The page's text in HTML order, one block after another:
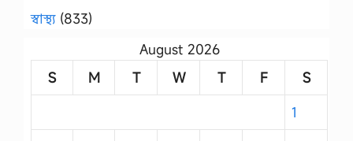
স্বাস্থ্য(833)
August 2026
S
M T W T F
S
1